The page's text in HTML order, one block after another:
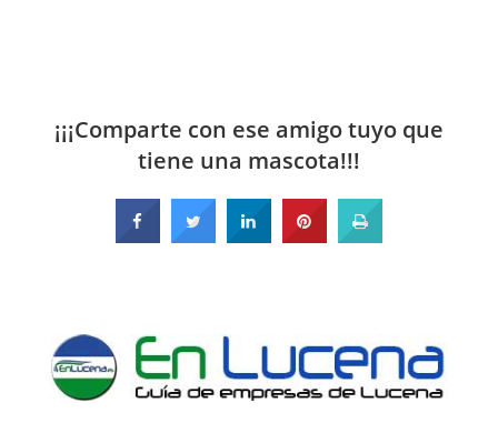
¡¡¡Comparte con ese amigo tuyo que
tiene una mascota!!!